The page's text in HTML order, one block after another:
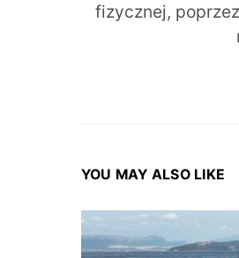
fizycznej,
YOU MAY ALSO LIKE